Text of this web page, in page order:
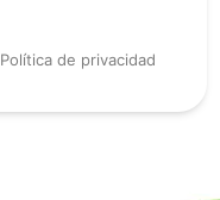
Política de privacidad